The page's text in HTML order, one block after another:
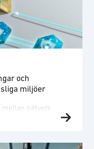
säkerhet,
av de tekniker som
AI …
och
miljöer
nätverk
mellan